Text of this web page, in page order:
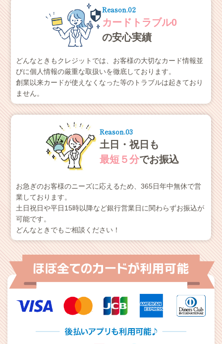
Reason.02
カードトラブル0
の安心実績
どんなときもクレジットでは、お客様の大切なカード情報並
びに個人情報の厳重な取扱いを徹底しております。
創業以来カードが使えなくなった等のトラブルは起きており
ません。
Reason.03
土日・祝日も
最短５分でお振込
お急ぎのお客様のニーズに応えるため、365日年中無休で営
業しております。
土日祝日や平日15時以降など銀行営業日に関わらずお振込が
可能です。
どんなときでもご相談ください！